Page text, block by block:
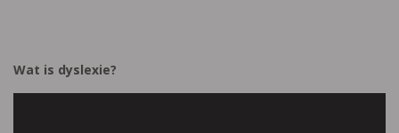
Wat is dyslexie?